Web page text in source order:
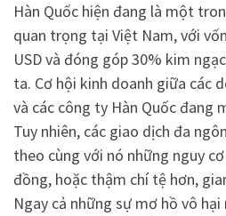
Hàn Quốc hiện đang là một
quan trọng tại Việt Nam, với
USD và đóng góp 30% kim
ta. Cơ hội kinh doanh giữa các
và các công ty Hàn Quốc đang
Tuy nhiên, các giao dịch đa
theo cùng với nó những nguy
đồng, hoặc thậm chí tệ hơn,
Ngay cả những sự mơ hồ vô